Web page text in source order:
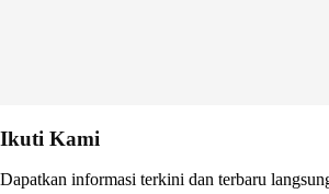
Ikuti Kami
Dapatkan informasi terkini dan terbaru